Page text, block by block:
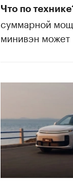
Что по
суммарной
минивэн